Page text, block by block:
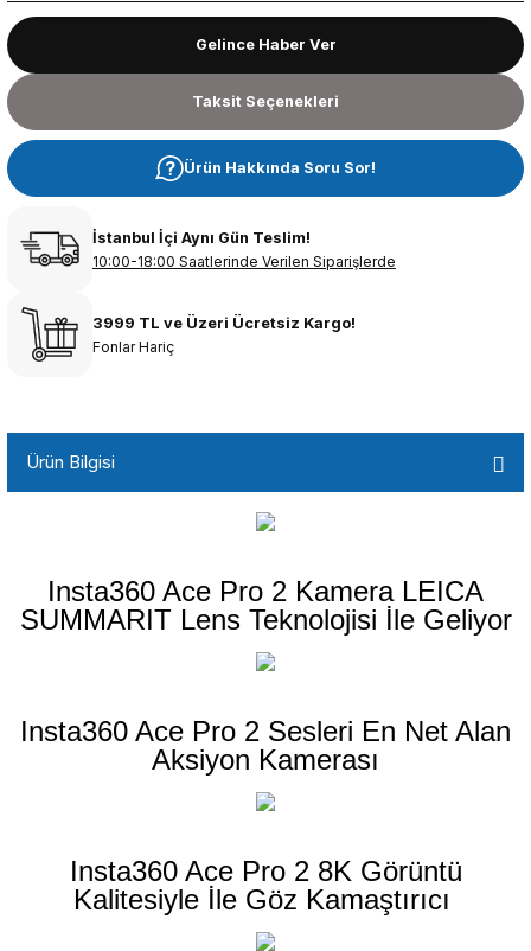
Gelince Haber Ver
Taksit Seçenekleri
Ürün Hakkında Soru Sor!
İstanbul İçi Aynı Gün Teslim!
10:00-18:00 Saatlerinde Verilen Siparişlerde
3999 TL ve Üzeri Ücretsiz Kargo!
Fonlar Hariç
Ürün Bilgisi
Insta360 Ace Pro 2 Kamera LEICA
SUMMARIT Lens Teknolojisi İle Geliyor
Insta360 Ace Pro 2 Sesleri En Net Alan
Aksiyon Kamerası
Insta360 Ace Pro 2 8K Görüntü
Kalitesiyle İle Göz Kamaştırıcı